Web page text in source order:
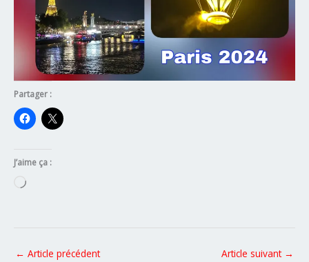
Partager :
J’aime ça :
Chargement…
← Article précédent Article suivant →